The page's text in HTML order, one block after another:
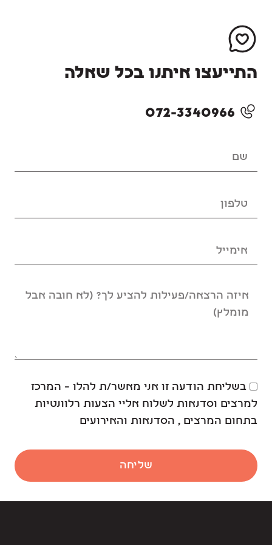
התייעצו איתנו בכל שאלה
072-3340966
בשליחת הודעה זו אני מאשר/ת להלו – המרכז
למרצים וסדנאות לשלוח אליי הצעות רלוונטיות
בתחום המרצים , הסדנאות והאירועים
שליחה